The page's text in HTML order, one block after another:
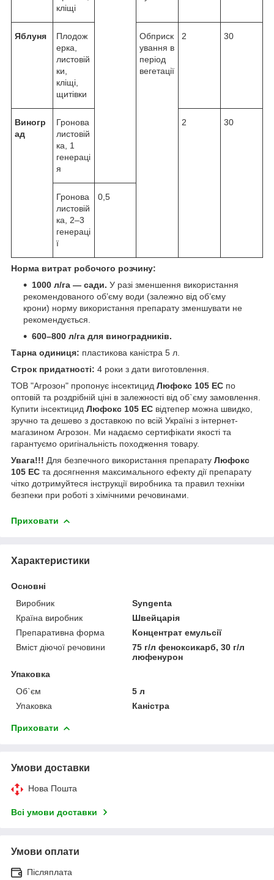
кліщі
Яблуня
Плодож
ерка,
листовій
ки,
кліщі,
щитівки
Обприск
ування в
період
вегетації
2 30
Виногр
ад
Гронова
листовій
ка, 1
генераці
я
2 30
Гронова
листовій
ка, 2–3
генераці
ї
0,5
Норма витрат робочого розчину:
1000 л/га — сади. У разі зменшення використання
рекомендованого об’єму води (залежно від об’єму
крони) норму використання препарату зменшувати не
рекомендується.
600–800 л/га для виноградників.
Тарна одиниця: пластикова каністра 5 л.
Строк придатності: 4 роки з дати виготовлення.
ТОВ "Агрозон" пропонує інсектицид Люфокс 105 ЕС по
оптовій та роздрібній ціні в залежності від об`єму замовлення.
Купити інсектицид Люфокс 105 ЕС відтепер можна швидко,
зручно та дешево з доставкою по всій Україні з інтернет-
магазином Агрозон. Ми надаємо сертифікати якості та
гарантуємо оригінальність походження товару.
Увага!!! Для безпечного використання препарату Люфокс
105 ЕС та досягнення максимального ефекту дії препарату
чітко дотримуйтеся інструкції виробника та правил техніки
безпеки при роботі з хімічними речовинами.
Приховати
Характеристики
Основні
Виробник
Syngenta
Країна виробник
Швейцарія
Препаративна форма
Концентрат емульсії
Вміст діючої речовини
75 г/л феноксикарб, 30 г/л
люфенурон
Упаковка
Об`єм
5 л
Упаковка
Каністра
Приховати
Умови доставки
Нова Пошта
Всі умови доставки
Умови оплати
Післяплата